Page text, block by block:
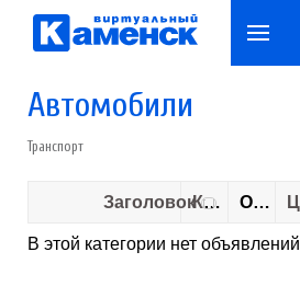
Автомобили
Транспорт
Заголовок Категория Описание
В этой категории нет объявлений